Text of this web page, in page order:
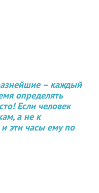
– каждый
определять
Если человек
а не к
эти часы ему по